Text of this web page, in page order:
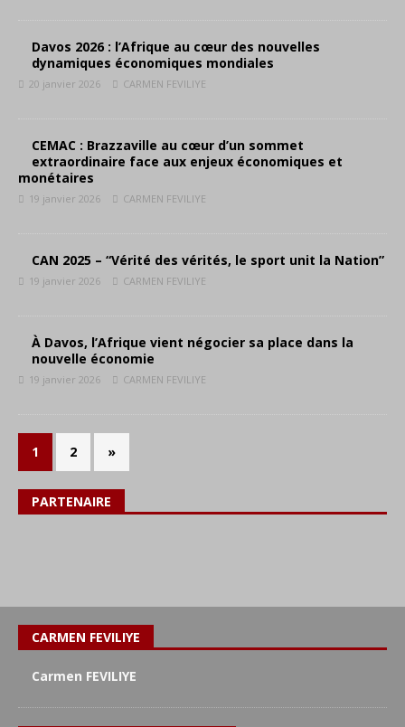
Davos 2026 : l’Afrique au cœur des nouvelles
dynamiques économiques mondiales
20 janvier 2026 CARMEN FEVILIYE
CEMAC : Brazzaville au cœur d’un sommet
extraordinaire face aux enjeux économiques et
monétaires
19 janvier 2026 CARMEN FEVILIYE
CAN 2025 – “Vérité des vérités, le sport unit la Nation”
19 janvier 2026 CARMEN FEVILIYE
À Davos, l’Afrique vient négocier sa place dans la
nouvelle économie
19 janvier 2026 CARMEN FEVILIYE
1 2 »
PARTENAIRE
CARMEN FEVILIYE
Carmen FEVILIYE